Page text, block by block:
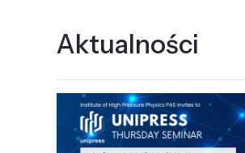
Aktualności